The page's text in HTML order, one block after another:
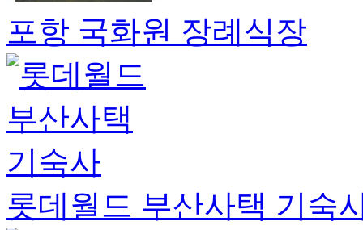
포항 국화원 장례식장
롯데월드 부산사택 기숙